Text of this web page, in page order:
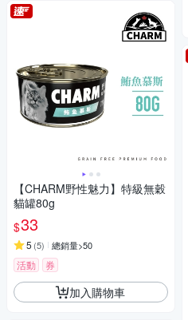
【CHARM野性魅力】特級無穀
貓罐80g
$33
5 (5) 總銷量>50
活動 券
加入購物車